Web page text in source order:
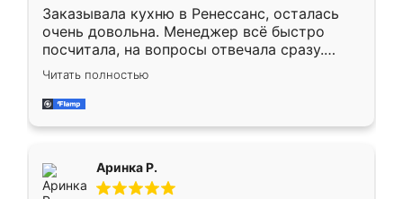
Заказывала кухню в Ренессанс, осталась
очень довольна. Менеджер всё быстро
посчитала, на вопросы отвечала сразу.
Замерщик приехал в субботу, подошёл к
делу со всей ответственностью. Собрали
за день, ребята работали аккуратно, даже
Читать полностью
Аринка Р.